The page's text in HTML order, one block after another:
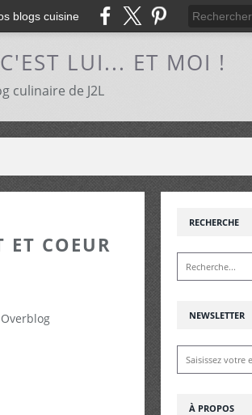
blogs cuisine
LUI... ET MOI !
culinaire de J2L
ET COEUR
NEWSLETTER
RECHERCHE
À PROPOS